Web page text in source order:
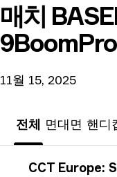
매치
9BoomPro
11월 15, 2025
전체 면대면 핸디
토너먼트 정보
CCT Europe: